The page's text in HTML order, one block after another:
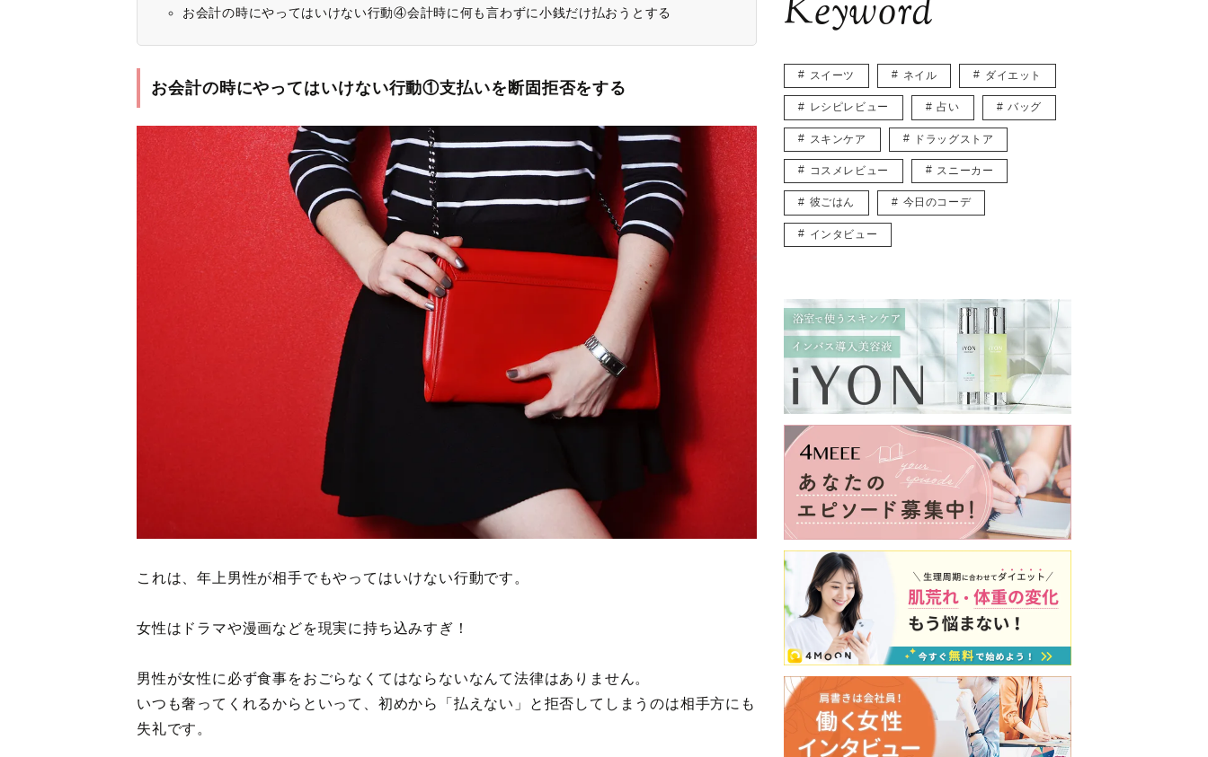
お会計の時にやってはいけない行動④会計時に何も言わずに小銭だけ払おうとする
お会計の時にやってはいけない行動①支払いを断固拒否をする
これは、年上男性が相手でもやってはいけない行動です。
女性はドラマや漫画などを現実に持ち込みすぎ！
男性が女性に必ず食事をおごらなくてはならないなんて法律はありません。
いつも奢ってくれるからといって、初めから「払えない」と拒否してしまうのは相手方にも
失礼です。
Keyword
スイーツ ネイル ダイエット
レシピレビュー 占い バッグ
スキンケア ドラッグストア
コスメレビュー スニーカー
彼ごはん 今日のコーデ
インタビュー